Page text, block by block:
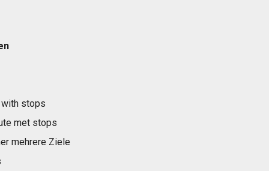
stops
met stops
mehrere Ziele